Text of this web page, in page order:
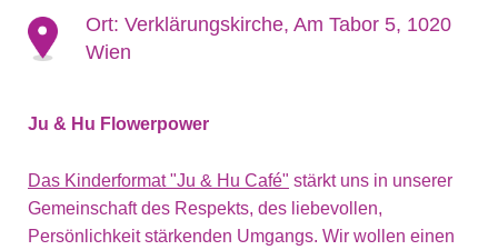
Ort: Verklärungskirche, Am Tabor 5, 1020
Wien
Ju & Hu Flowerpower
Das Kinderformat "Ju & Hu Café" stärkt uns in unserer
Gemeinschaft des Respekts, des liebevollen,
Persönlichkeit stärkenden Umgangs. Wir wollen einen